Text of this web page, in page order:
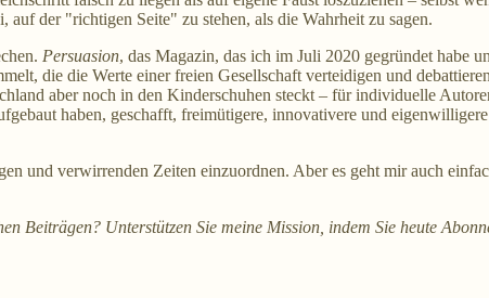
der "richtigen Seite" zu stehen, als die Wahrheit zu sagen.
Persuasion, das Magazin, das ich im Juli 2020 gegründet habe
die die Werte einer freien Gesellschaft verteidigen und
aber noch in den Kinderschuhen steckt – für individuelle
haben, geschafft, freimütigere, innovativere und
und verwirrenden Zeiten einzuordnen. Aber es geht mir auch
Beiträgen? Unterstützen Sie meine Mission, indem Sie heute